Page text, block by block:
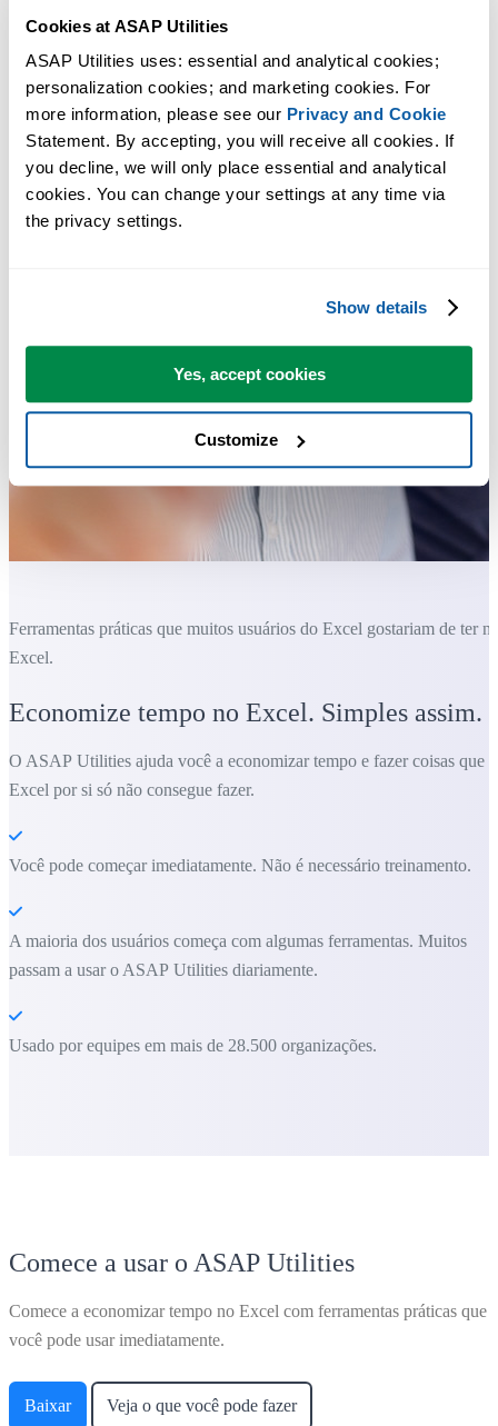
Cookies at ASAP Utilities
ASAP Utilities uses: essential and analytical cookies;
personalization cookies; and marketing cookies. For
more information, please see our Privacy and Cookie
Statement. By accepting, you will receive all cookies. If
you decline, we will only place essential and analytical
cookies. You can change your settings at any time via
the privacy settings.
Show details
Yes, accept cookies
Customize
Ferramentas práticas que muitos usuários do Excel gostariam de ter
Excel.
Economize tempo no Excel. Simples assim.
O ASAP Utilities ajuda você a economizar tempo e fazer coisas que o
Excel por si só não consegue fazer.
Você pode começar imediatamente. Não é necessário treinamento.
A maioria dos usuários começa com algumas ferramentas. Muitos
passam a usar o ASAP Utilities diariamente.
Usado por equipes em mais de 28.500 organizações.
Comece a usar o ASAP Utilities
Comece a economizar tempo no Excel com ferramentas práticas que
você pode usar imediatamente.
Baixar Veja o que você pode fazer